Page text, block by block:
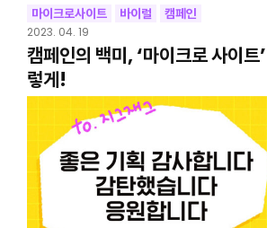
마이크로사이트 바이럴 캠페인
2023. 04. 19
캠페인의 백미, ‘마이크로 사이트
렇게!